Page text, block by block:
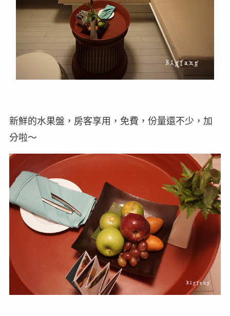
新鮮的水果盤，房客享用，免費，份量還不少，加
分啦～